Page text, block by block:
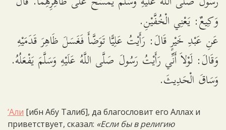
وَكِيعٌ: يَعْنِي الْخُفَّيْنِ.
عَنِ عَبْدِ خَيْرٍ قَالَ: رَأَيْتُ عَلِيًّا تَوَضَّأَ فَغَسَلَ ظَاهِرَ قَدَمَيْهِ
وَقَالَ: لَوْلاَ أَنِّي رَأَيْتُ رَسُولَ صَلَّى اللَّهُ عَلَيْهِ وَسَلَّمَ يَفْعَلُهُ.
وَسَاقَ الْحَدِيثَ.
‘Али [ибн Абу Талиб], да благословит его Аллах и
приветствует, сказал: «Если бы в религию